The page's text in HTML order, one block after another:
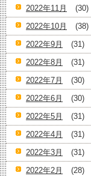
2022年11月
(30)
2022年10月
(38)
2022年9月
(31)
2022年8月
(31)
2022年7月
(30)
2022年6月
(30)
2022年5月
(31)
2022年4月
(31)
2022年3月
(31)
2022年2月
(28)